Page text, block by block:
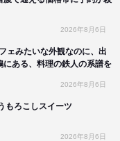
2026年8月6日
ェみたいな外観なのに、出
ある、料理の鉄人の系譜を
2026年8月6日
もろこしスイーツ
2026年8月6日